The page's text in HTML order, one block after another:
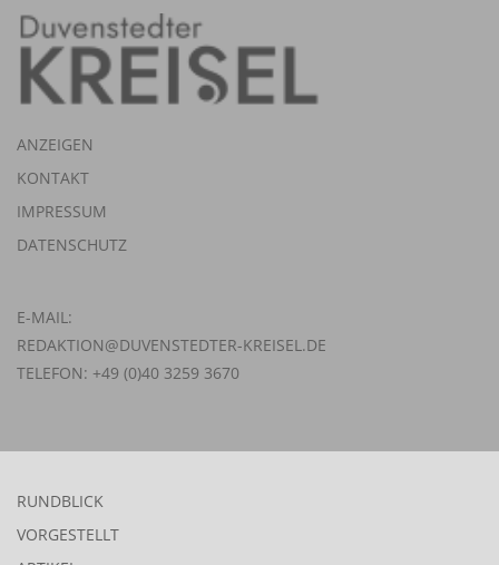
ANZEIGEN
KONTAKT
IMPRESSUM
DATENSCHUTZ
E-MAIL:
REDAKTION@DUVENSTEDTER-KREISEL.DE
TELEFON: +49 (0)40 3259 3670
RUNDBLICK
VORGESTELLT